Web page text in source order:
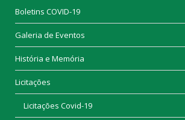
Boletins COVID-19
Galeria de Eventos
História e Memória
Licitações
Licitações Covid-19